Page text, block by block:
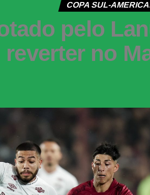
COPA SUL-
pelo
reverter no